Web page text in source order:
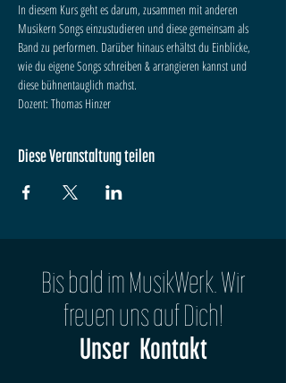
In diesem Kurs geht es darum, zusammen mit anderen
Musikern Songs einzustudieren und diese gemeinsam als
Band zu performen. Darüber hinaus erhältst du Einblicke,
wie du eigene Songs schreiben & arrangieren kannst und
diese bühnentauglich machst.
Dozent: Thomas Hinzer
Diese Veranstaltung teilen
Bis bald im MusikWerk. Wir
freuen uns auf Dich!
Unser Kontakt